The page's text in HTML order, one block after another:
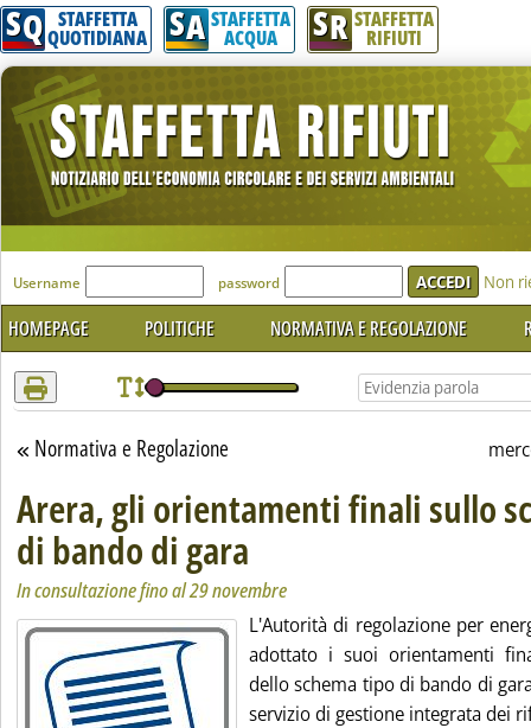
Attenzione! Esegui l'accesso per lèggere interamente la notizia.
SQ STAFFETTA
QUOTIDIANA SA STAFFETTA
ACQUA SR STAFFETTA
RIFIUTI
'Modulo Login per accedere'
Username password Non
HOMEPAGE POLITICHE NORMATIVA E REGOLAZIONE
Torna alla sezione
Normativa e Regolazione
Arera, gli orientamenti finali sullo
di bando di gara
In consultazione fino al 29 novembre
L'Autorità di regolazione per
adottato i suoi orientamenti
dello schema tipo di bando di
servizio di gestione integrata dei